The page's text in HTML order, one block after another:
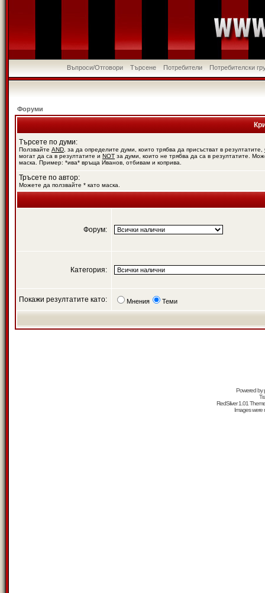
Въпроси/Отговори Търсене Потребители Потребителски
Форуми
Търсете по думи:
Ползвайте AND , за да определите думи, които трябва да присъстват в резултатите,
могат да са в резултатите и NOT за думи, които не трябва да са в резултатите.
маска. Пример: *ива* връща Иванов, отбивам и коприва.
Тръсете по автор:
Можете да ползвайте * като маска.
Форум:
Категория:
Покажи резултатите като: Мнения Теми
Powered by
RedSilver 1.01
Images were